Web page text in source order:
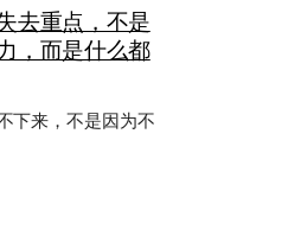
去重点，不是
，而是什么都
下来，不是因为不